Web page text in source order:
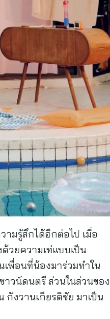
ามรู้สึกได้อีกต่อไป เมื่อ
วยความเท่แบบเป็น
เพื่อนที่น้องมาร่วมทำใน
าวน์ดนตรี ส่วนในส่วนของ
กังวานเกียรติชัย มาเป็น